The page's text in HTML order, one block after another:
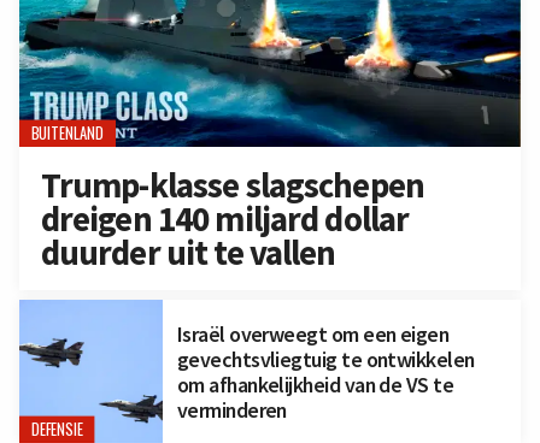
BUITENLAND
Trump-klasse slagschepen
dreigen 140 miljard dollar
duurder uit te vallen
DEFENSIE
Israël overweegt om een eigen
gevechtsvliegtuig te ontwikkelen
om afhankelijkheid van de VS te
verminderen